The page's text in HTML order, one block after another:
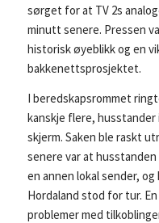
sørget for at TV 2s
minutt senere. Pressen
historisk øyeblikk og en
bakkenettsprosjektet.
I beredskapsrommet
kanskje flere, husstander
skjerm. Saken ble raskt
senere var at
en annen lokal sender,
Hordaland stod for tur.
problemer med